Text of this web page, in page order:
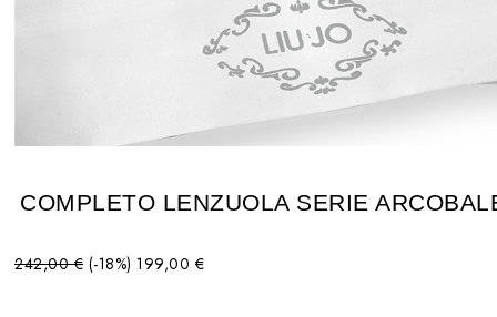
COMPLETO LENZUOLA SERIE
242,00 € (-18%) 199,00 €